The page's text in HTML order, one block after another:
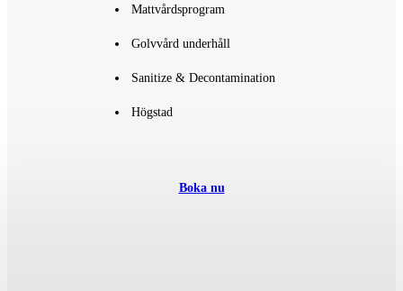
Boka nu
Mattvårdsprogram
Golvvård underhåll
Sanitize & Decontamination
Högstad